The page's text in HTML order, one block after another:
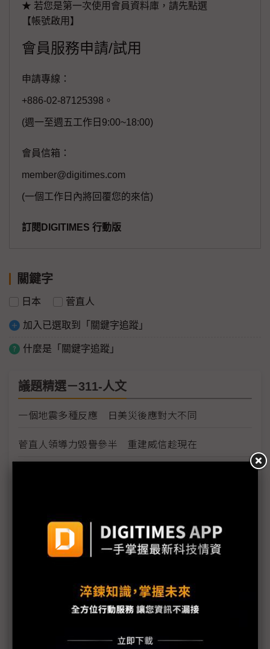
★ 若您是第一次使用會員資料庫，請先點選
【帳號啟用】
會員服務申請/試用
申請專線：
+886-02-87125398。
(週一至週五工作日9:00~18:00)
會員信箱：
member@digitimes.com
(一個工作日內將回覆您的來信)
訂閱DIGITIMES 行動版
關鍵字
日本 菅直人
加入已選取到「關鍵字追蹤」
什麼是「關鍵字追蹤」
議題精選－311-人文
一個地震多種反應 日美災後應對大不同
菅直人領導力毀譽參半 重建威信趁現在
強震見真章 日本官民表現兩極
日本天災震撼 人民拋開定性思維
震災讓日本超越物質主義
震災能否成日本青年走出疏離契機？